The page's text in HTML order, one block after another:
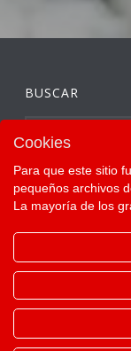
BUSCAR
Cookies
Para que este sitio
pequeños archivos
La mayoría de los